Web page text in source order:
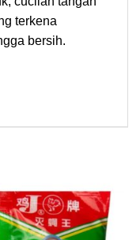
terkena
bersih.